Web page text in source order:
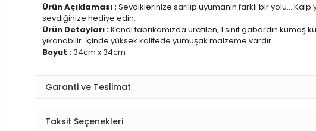
Ürün Açıklaması :Sevdiklerinize sarılıp uyumanın farklı bir yolu...
sevdiğinize hediye edin.
Ürün Detayları :Kendi fabrikamızda üretilen, 1.sınıf gabardin kumaş
yıkanabilir. İçinde yüksek kalitede yumuşak malzeme vardır
Boyut :34cm x 34cm
Garanti ve Teslimat
Taksit Seçenekleri